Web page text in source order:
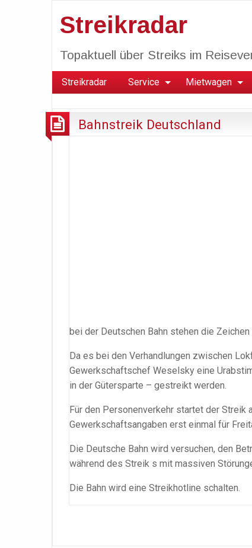
Streikradar
Topaktuell über Streiks im
Streikradar Service Mietwagen
Bahnstreik Deutschland
bei der Deutschen Bahn stehen die Zeichen
Da es bei den Verhandlungen zwischen
Gewerkschaftschef Weselsky eine
in der Gütersparte – gestreikt werden.
Für den Personenverkehr startet der
Gewerkschaftsangaben erst einmal für
Die Deutsche Bahn wird versuchen, den
während des Streik s mit massiven
Die Bahn wird eine Streikhotline schalten.